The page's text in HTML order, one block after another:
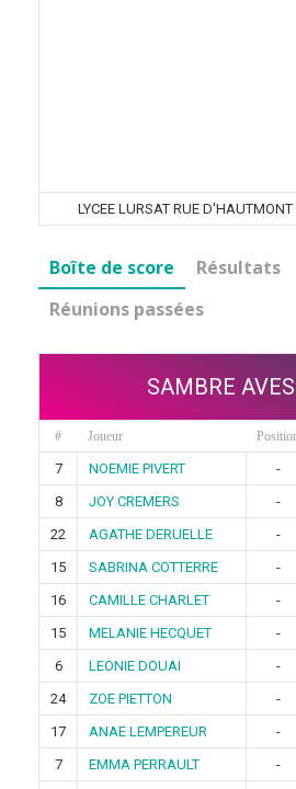
LYCEE LURSAT RUE
Boîte de score Résultats
Réunions passées
SAMBRE
# Joueur
7 NOEMIE PIVERT -
8
JOY CREMERS -
22
AGATHE DERUELLE -
15
SABRINA COTTERRE -
16
CAMILLE CHARLET -
15
MELANIE HECQUET -
6
LEONIE DOUAI -
24
ZOE PIETTON -
17
ANAE LEMPEREUR -
7
EMMA PERRAULT -